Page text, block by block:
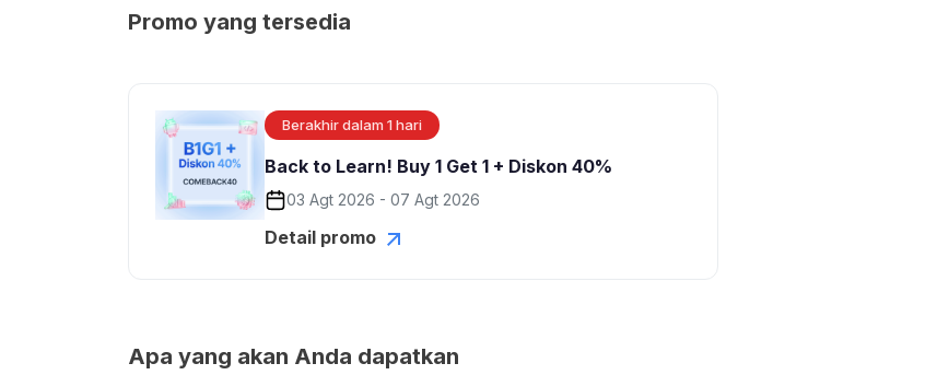
Promo yang tersedia
Berakhir dalam 1 hari
Back to Learn! Buy 1 Get 1 + Diskon 40%
03 Agt 2026 - 07 Agt 2026
Detail promo
Apa yang akan Anda dapatkan